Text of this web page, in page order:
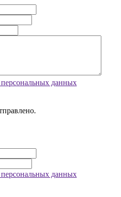
персональных данных
персональных данных